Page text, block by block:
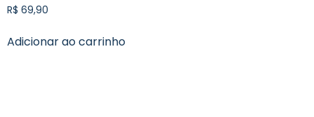
R$ 69,90
Adicionar ao carrinho